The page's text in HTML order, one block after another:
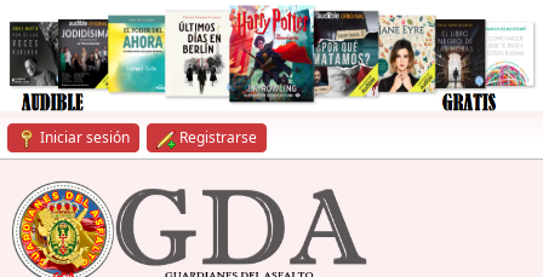
Iniciar sesión Registrarse